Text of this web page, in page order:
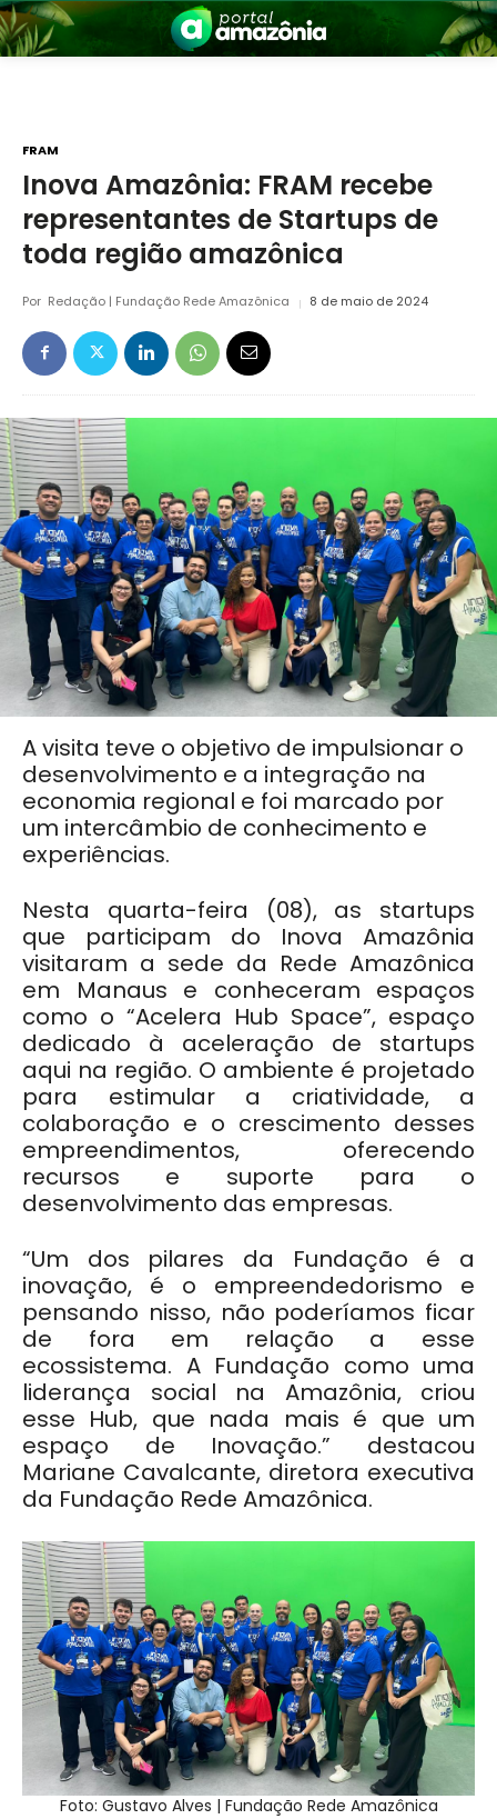
Amazônia
FRAM
Inova Amazônia: FRAM recebe
representantes de Startups de
toda região amazônica
Por Redação | Fundação Rede Amazônica 8 de maio de 2024
A visita teve o objetivo de impulsionar o
desenvolvimento e a integração na
economia regional e foi marcado por
um intercâmbio de conhecimento e
experiências.
Nesta quarta-feira (08), as startups
que participam do Inova Amazônia
visitaram a sede da Rede Amazônica
em Manaus e conheceram espaços
como o “Acelera Hub Space”, espaço
dedicado à aceleração de startups
aqui na região. O ambiente é projetado
para estimular a criatividade, a
colaboração e o crescimento desses
empreendimentos, oferecendo
recursos e suporte para o
desenvolvimento das empresas.
“Um dos pilares da Fundação é a
inovação, é o empreendedorismo e
pensando nisso, não poderíamos ficar
de fora em relação a esse
ecossistema. A Fundação como uma
liderança social na Amazônia, criou
esse Hub, que nada mais é que um
espaço de Inovação.” destacou
Mariane Cavalcante, diretora executiva
da Fundação Rede Amazônica.
Foto: Gustavo Alves | Fundação Rede Amazônica